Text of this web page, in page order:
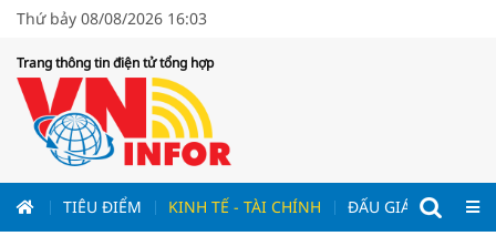
Thứ bảy 08/08/2026 16:03
Trang thông tin điện tử tổng hợp
TIÊU ĐIỂM KINH TẾ - TÀI CHÍNH ĐẤU GIÁ - ĐẤU